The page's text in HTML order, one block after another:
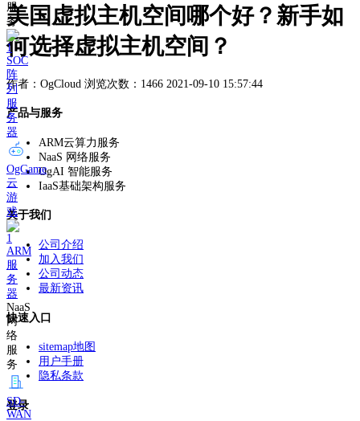
服
务
SOC
阵
列
服
务
器
OgGame
云
游
戏
ARM
服
务
器
NaaS
网
络
服
务
SD-
WAN
美国虚拟主机空间哪个好？新手如
何选择虚拟主机空间？
作者：OgCloud 浏览次数：1466 2021-09-10 15:57:44
产品与服务
ARM云算力服务
NaaS 网络服务
OgAI 智能服务
IaaS基础架构服务
关于我们
公司介绍
加入我们
公司动态
最新资讯
快速入口
sitemap地图
用户手册
隐私条款
登录